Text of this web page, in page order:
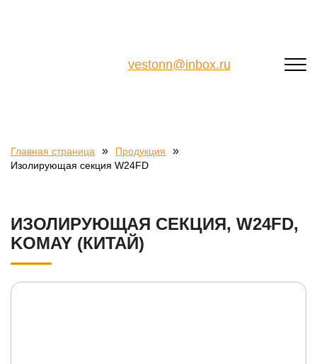
vestonn@inbox.ru
Главная страница » Продукция »
Изолирующая секция W24FD
ИЗОЛИРУЮЩАЯ СЕКЦИЯ, W24FD,
KOMAY (КИТАЙ)